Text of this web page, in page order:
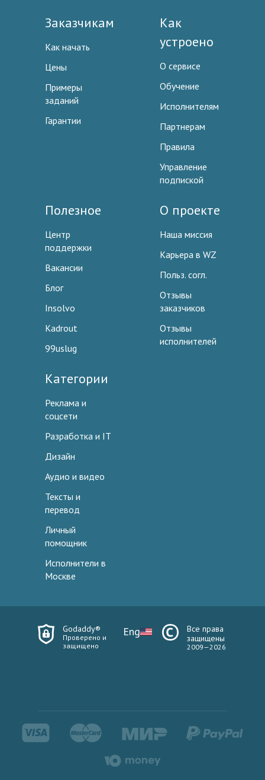
Заказчикам
Как начать
Цены
Примеры
заданий
Гарантии
Как
устроено
О сервисе
Обучение
Исполнителям
Партнерам
Правила
Управление
подпиской
Полезное
Центр
поддержки
Вакансии
Блог
Insolvo
Kadrout
99uslug
О проекте
Наша миссия
Карьера в WZ
Польз. согл.
Отзывы
заказчиков
Отзывы
исполнителей
Категории
Реклама и
соцсети
Разработка и IT
Дизайн
Аудио и видео
Тексты и
перевод
Личный
помощник
Исполнители в
Москве
Godaddy®
Проверено и
защищено
Eng
Все права
защищены
2009—2026